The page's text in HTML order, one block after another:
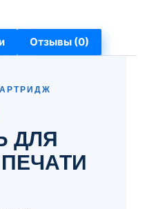
Отзывы (0)
ДЛЯ